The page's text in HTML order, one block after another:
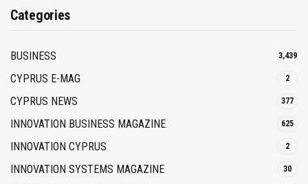
Categories
BUSINESS 3,439
CYPRUS E-MAG 2
CYPRUS NEWS 377
INNOVATION BUSINESS MAGAZINE 625
INNOVATION CYPRUS 2
INNOVATION SYSTEMS MAGAZINE 30